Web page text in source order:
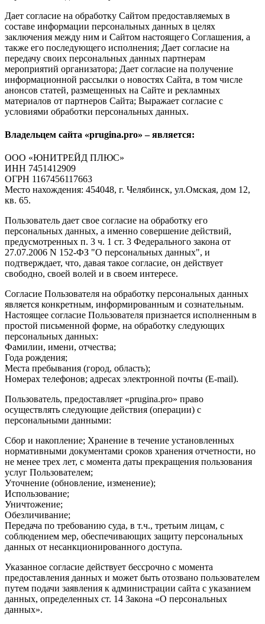
Дает согласие на обработку Сайтом предоставляемых в
составе информации персональных данных в целях
заключения между ним и Сайтом настоящего Соглашения, а
также его последующего исполнения; Дает согласие на
передачу своих персональных данных партнерам
мероприятий организатора; Дает согласие на получение
информационной рассылки о новостях Сайта, в том числе
анонсов статей, размещенных на Сайте и рекламных
материалов от партнеров Сайта; Выражает согласие с
условиями обработки персональных данных.
Владельцем сайта «prugina.pro» – является:
ООО «ЮНИТРЕЙД ПЛЮС»
ИНН 7451412909
ОГРН 1167456117663
Место нахождения: 454048, г. Челябинск, ул.Омская, дом 12,
кв. 65.
Пользователь дает свое согласие на обработку его
персональных данных, а именно совершение действий,
предусмотренных п. 3 ч. 1 ст. 3 Федерального закона от
27.07.2006 N 152-ФЗ "О персональных данных", и
подтверждает, что, давая такое согласие, он действует
свободно, своей волей и в своем интересе.
Согласие Пользователя на обработку персональных данных
является конкретным, информированным и сознательным.
Настоящее согласие Пользователя признается исполненным в
простой письменной форме, на обработку следующих
персональных данных:
Фамилии, имени, отчества;
Года рождения;
Места пребывания (город, область);
Номерах телефонов; адресах электронной почты (E-mail).
Пользователь, предоставляет «prugina.pro» право
осуществлять следующие действия (операции) с
персональными данными:
Сбор и накопление; Хранение в течение установленных
нормативными документами сроков хранения отчетности, но
не менее трех лет, с момента даты прекращения пользования
услуг Пользователем;
Уточнение (обновление, изменение);
Использование;
Уничтожение;
Обезличивание;
Передача по требованию суда, в т.ч., третьим лицам, с
соблюдением мер, обеспечивающих защиту персональных
данных от несанкционированного доступа.
Указанное согласие действует бессрочно с момента
предоставления данных и может быть отозвано пользователем
путем подачи заявления к администрации сайта с указанием
данных, определенных ст. 14 Закона «О персональных
данных».